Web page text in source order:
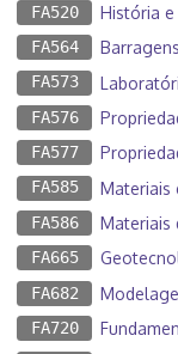
FA520 História
FA564
FA573
FA576
FA577
FA585 Materiais
FA586 Materiais
FA665
FA682
FA720